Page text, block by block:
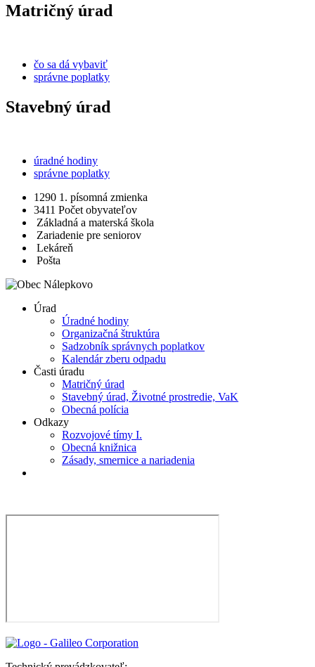
Matričný úrad
čo sa dá vybaviť
správne poplatky
Stavebný úrad
úradné hodiny
správne poplatky
1290 1. písomná zmienka
3411 Počet obyvateľov
Základná a materská škola
Zariadenie pre seniorov
Lekáreň
Pošta
Úrad
Úradné hodiny
Organizačná štruktúra
Sadzobník správnych poplatkov
Kalendár zberu odpadu
Časti úradu
Matričný úrad
Stavebný úrad, Životné prostredie, VaK
Obecná polícia
Odkazy
Rozvojové tímy I.
Obecná knižnica
Zásady, smernice a nariadenia